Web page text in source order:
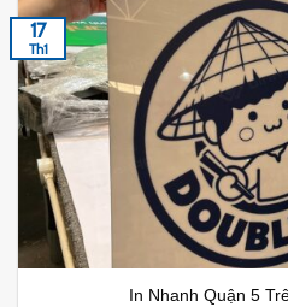
In Nhanh Quận 5
17
Th1